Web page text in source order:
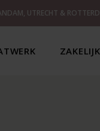
UTRECHT &
ZAKELIJK